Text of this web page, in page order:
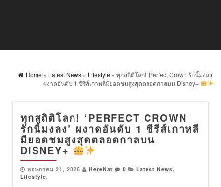
Home » Latest News » Lifestyle » ทุกสถิติโลก! ‘Perfect Crown รักนี้มงลง’
ผงาดอันดับ 1 ซีรีส์เกาหลีมียอดชมสูงสุดตลอดกาลบน Disney+
ทุกสถิติโลก! ‘PERFECT CROWN
รักนี้มงลง’ ผงาดอันดับ 1 ซีรีส์เกาหลี
มียอดชมสูงสุดตลอดกาลบน
DISNEY+
พฤษภาคม 21, 2026 HereNat 0 Latest News,
Lifestyle,